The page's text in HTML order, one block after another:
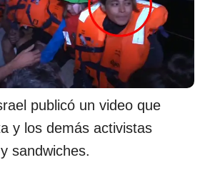
publicó un video que
y los demás activistas
sandwiches.